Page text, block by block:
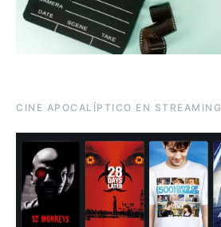
CINE APOCALÍPTICO EN STREAMING